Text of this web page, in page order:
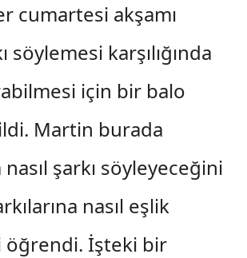
cumartesi akşamı
söylemesi karşılığında
için bir balo
Martin burada
şarkı söyleyeceğini
nasıl eşlik
öğrendi. İşteki bir